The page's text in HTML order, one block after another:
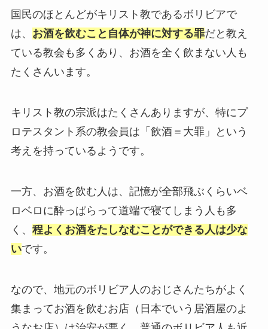
国民のほとんどがキリスト教であるボリビアで
は、 お酒を飲むこと自体が神に対する罪だと教え
ている教会も多くあり、お酒を全く飲まない人も
たくさんいます。
キリスト教の宗派はたくさんありますが、特にプ
ロテスタント系の教会員は「飲酒＝大罪」という
考えを持っているようです。
一方、お酒を飲む人は、記憶が全部飛ぶくらいベ
ロベロに酔っぱらって道端で寝てしまう人も多
く、 程よくお酒をたしなむことができる人は少な
いです。
なので、地元のボリビア人のおじさんたちがよく
集まってお酒を飲むお店（日本でいう居酒屋のよ